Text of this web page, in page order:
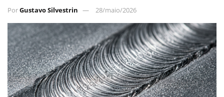
PorGustavo Silvestrin 28/maio/2026